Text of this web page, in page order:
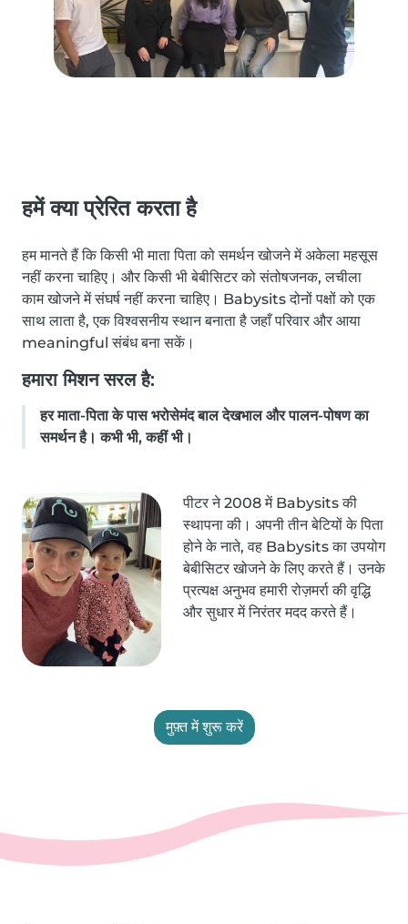
हमें क्या प्रेरित करता है
हम मानते हैं कि किसी भी माता पिता को समर्थन खोजने में अकेला महसूस
नहीं करना चाहिए। और किसी भी बेबीसिटर को संतोषजनक, लचीला
काम खोजने में संघर्ष नहीं करना चाहिए। Babysits दोनों पक्षों को एक
साथ लाता है, एक विश्वसनीय स्थान बनाता है जहाँ परिवार और आया
meaningful संबंध बना सकें।
हमारा मिशन सरल है:
हर माता-पिता के पास भरोसेमंद बाल देखभाल और पालन-पोषण का
समर्थन है। कभी भी, कहीं भी।
पीटर ने 2008 में Babysits की
स्थापना की। अपनी तीन बेटियों के पिता
होने के नाते, वह Babysits का उपयोग
बेबीसिटर खोजने के लिए करते हैं। उनके
प्रत्यक्ष अनुभव हमारी रोज़मर्रा की वृद्धि
और सुधार में निरंतर मदद करते हैं।
मुफ़्त में शुरू करें